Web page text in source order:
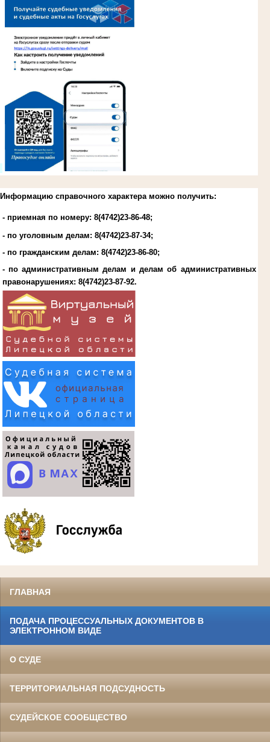
Информацию справочного характера можно получить:
- приемная по номеру: 8(4742)23-86-48;
- по уголовным делам: 8(4742)23-87-34;
- по гражданским делам: 8(4742)23-86-80;
- по административным делам и делам об административных
правонарушениях: 8(4742)23-87-92.
ГЛАВНАЯ
ПОДАЧА ПРОЦЕССУАЛЬНЫХ ДОКУМЕНТОВ В
ЭЛЕКТРОННОМ ВИДЕ
О СУДЕ
ТЕРРИТОРИАЛЬНАЯ ПОДСУДНОСТЬ
СУДЕЙСКОЕ СООБЩЕСТВО